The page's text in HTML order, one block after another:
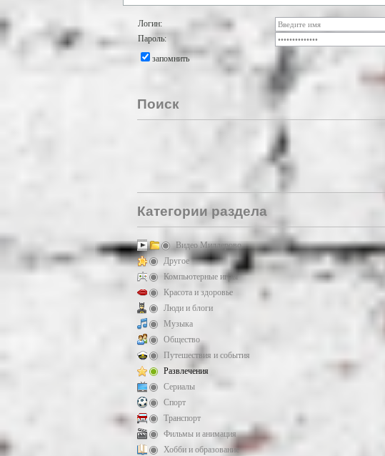
Логин:
Пароль:
запомнить
Поиск
Категории раздела
Видео Миллерово
Другое
Компьютерные игры
Красота и здоровье
Люди и блоги
Музыка
Общество
Путешествия и события
Развлечения
Сериалы
Спорт
Транспорт
Фильмы и анимация
Хобби и образование